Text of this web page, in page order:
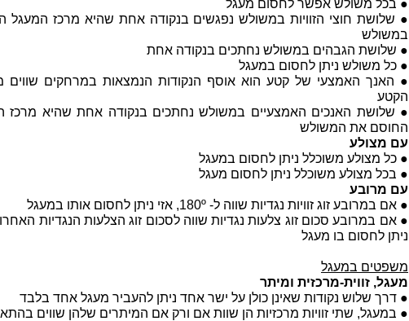
● בכל משולש אפשר לחסום מעגל
● שלושת חוצי הזוויות במשולש נפגשים בנקודה אחת שהיא מרכז המעגל
במשולש
● שלושת הגבהים במשולש נחתכים בנקודה אחת
● כל משולש ניתן לחסום במעגל
● האנך האמצעי של קטע הוא אוסף הנקודות הנמצאות במרחקים שווים
הקטע
● שלושת האנכים האמצעיים במשולש נחתכים בנקודה אחת שהיא מרכז
החוסם את המשולש
עם מצולע
● כל מצולע משוכלל ניתן לחסום במעגל
● בכל מצולע משוכלל ניתן לחסום מעגל
עם מרובע
● אם במרובע זוג זוויות נגדיות שווה ל- 180º, אזי ניתן לחסום אותו במעגל
● אם במרובע סכום זוג צלעות נגדיות שווה לסכום זוג הצלעות הנגדיות
ניתן לחסום בו מעגל
משפטים במעגל
מעגל, זווית-מרכזית ומיתר
● דרך שלוש נקודות שאינן כולן על ישר אחד ניתן להעביר מעגל אחד בלבד
● במעגל, שתי זוויות מרכזיות הן שוות אם ורק אם המיתרים שלהן שווים